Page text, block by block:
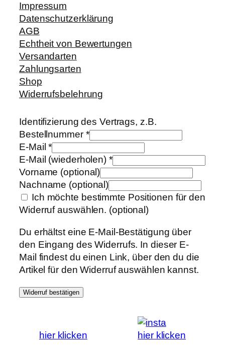
Impressum
Datenschutzerklärung
AGB
Echtheit von Bewertungen
Versandarten
Zahlungsarten
Shop
Widerrufsbelehrung
Identifizierung des Vertrags, z.B.
Bestellnummer *
E-Mail*
E-Mail (wiederholen) *
Vorname (optional)
Nachname (optional)
Ich möchte bestimmte Positionen für den
Widerruf auswählen. (optional)
Du erhältst eine E-Mail-Bestätigung über
den Eingang des Widerrufs. In dieser E-
Mail findest du einen Link, über den du die
Artikel für den Widerruf auswählen kannst.
Widerruf bestätigen
hier klicken hier klicken